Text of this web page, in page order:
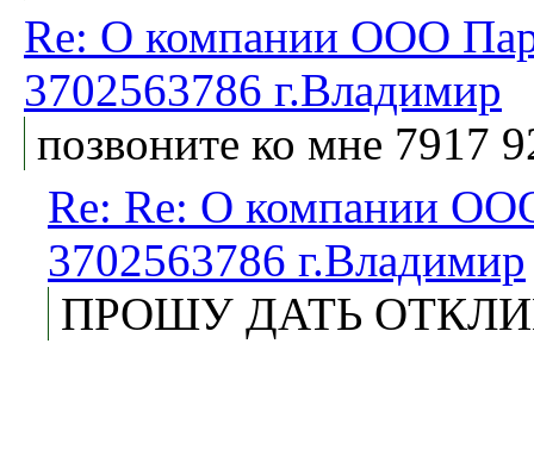
Re: О компании ООО
3702563786 г.Владимир
позвоните ко мне 7917
Re: Re: О компании
3702563786 г.Владимир
ПРОШУ ДАТЬ